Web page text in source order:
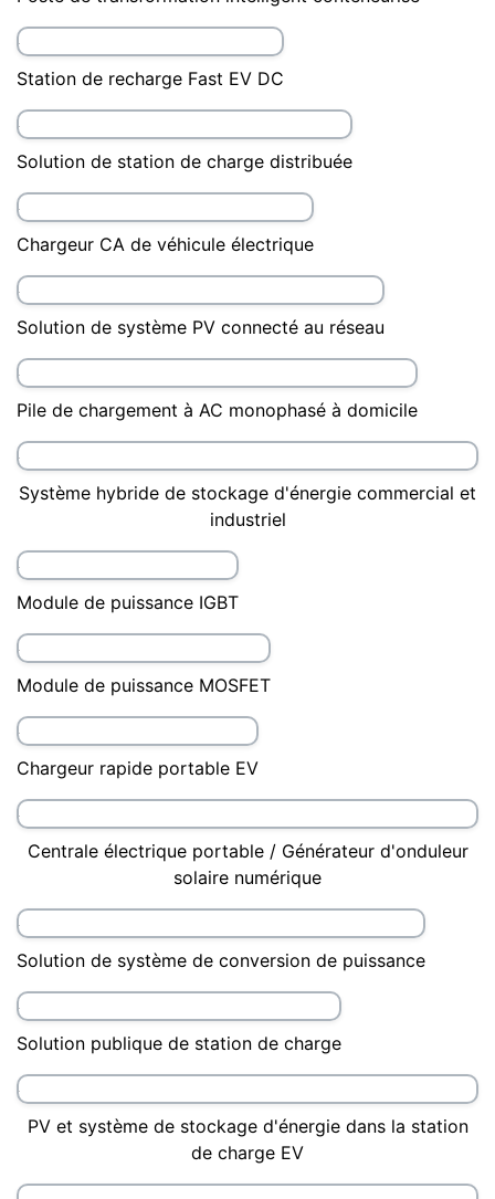
Charger China DC Fast EV
Station de recharge pour VE Solution
Stockage d'énergie des conteneurs （Industrial）
Poste de transformation intelligent conteneurisé
Station de recharge Fast EV DC
Solution de station de charge distribuée
Chargeur CA de véhicule électrique
Solution de système PV connecté au réseau
Pile de chargement à AC monophasé à domicile
Système hybride de stockage d'énergie commercial et
industriel
Module de puissance IGBT
Module de puissance MOSFET
Chargeur rapide portable EV
Centrale électrique portable / Générateur d'onduleur
solaire numérique